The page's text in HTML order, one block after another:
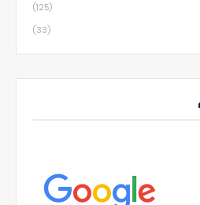
(125)
(33)